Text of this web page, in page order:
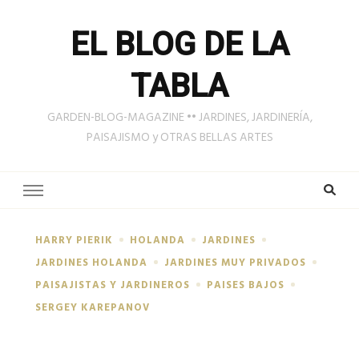
EL BLOG DE LA
TABLA
GARDEN-BLOG-MAGAZINE •• JARDINES, JARDINERÍA,
PAISAJISMO y OTRAS BELLAS ARTES
HARRY PIERIK HOLANDA
JARDINES
JARDINES HOLANDA
JARDINES MUY PRIVADOS
PAISAJISTAS Y JARDINEROS
PAISES BAJOS
SERGEY KAREPANOV